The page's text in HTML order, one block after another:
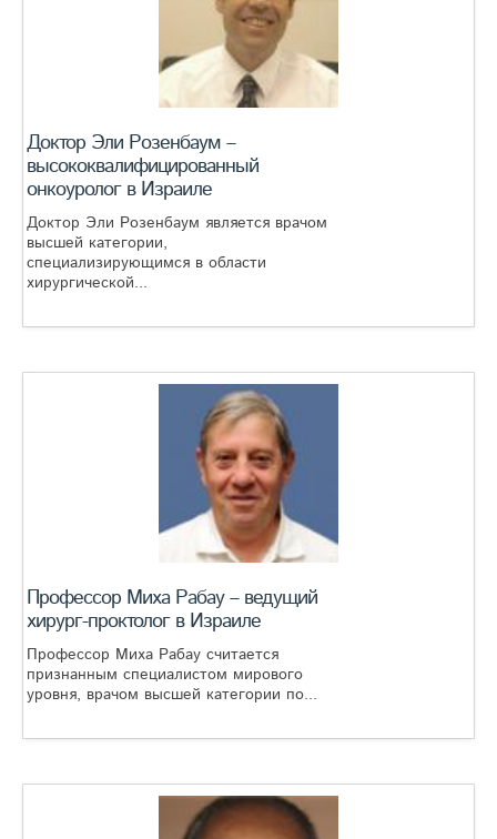
Доктор Эли Розенбаум –
высококвалифицированный
онкоуролог в Израиле
Доктор Эли Розенбаум является врачом
высшей категории,
специализирующимся в области
хирургической...
Профессор Миха Рабау – ведущий
хирург-проктолог в Израиле
Профессор Миха Рабау считается
признанным специалистом мирового
уровня, врачом высшей категории по...